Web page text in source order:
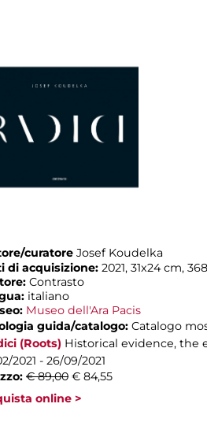
curatore Josef Koudelka
di acquisizione: 2021, 31x24 cm,
Contrasto
italiano
Museo dell'Ara Pacis
guida/catalogo: Catalogo
(Roots) Historical evidence, the
2021 - 26/09/2021
€ 89,00 € 84,55
online >